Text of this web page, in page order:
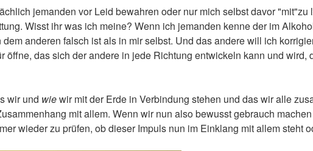
jemanden vor Leid bewahren oder nur mich selbst davor "mit"zu
Wisst ihr was ich meine? Wenn ich jemanden kenne der im
anderen falsch ist als in mir selbst. Und das andere will ich
öffne, das sich der andere in jede Richtung entwickeln kann und
wir und wiewir mit der Erde in Verbindung stehen und das wir alle
mit allem. Wenn wir nun also bewusst gebrauch
wieder zu prüfen, ob dieser Impuls nun im Einklang mit allem steht